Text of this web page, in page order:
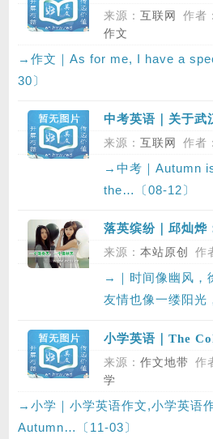
来源： 互联网 作者：
作文
→作文｜As for me, I have a
30〕
中考英语｜关于武
来源： 互联网 作者：
→中考｜Autumn
the…〔08-12〕
落英缤纷｜邱灿烨
秋天
来源： 本站原创 作
→｜时间像幽风，
友情也像一缕阳光
小学英语｜The
的颜色
来源： 作文地带 作
学
→小学｜小学英语作文,小学英语
Autumn…〔11-03〕